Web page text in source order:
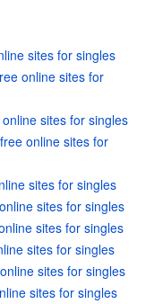
sites for singles
online sites for
sites for singles
online sites for
sites for singles
sites for singles
sites for singles
sites for singles
sites for singles
sites for singles